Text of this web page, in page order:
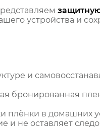
устройства и
и
бронированная
плёнки в домашних
и не оставляет